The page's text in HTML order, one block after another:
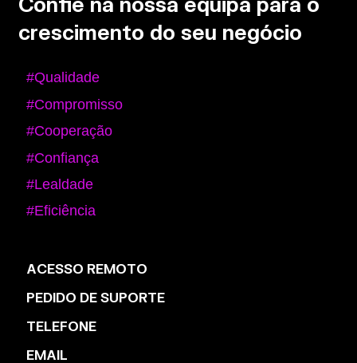
crescimento do seu negócio
#Qualidade
#Compromisso
#Cooperação
#Confiança
#Lealdade
#Eficiência
ACESSO REMOTO
PEDIDO DE SUPORTE
TELEFONE
EMAIL